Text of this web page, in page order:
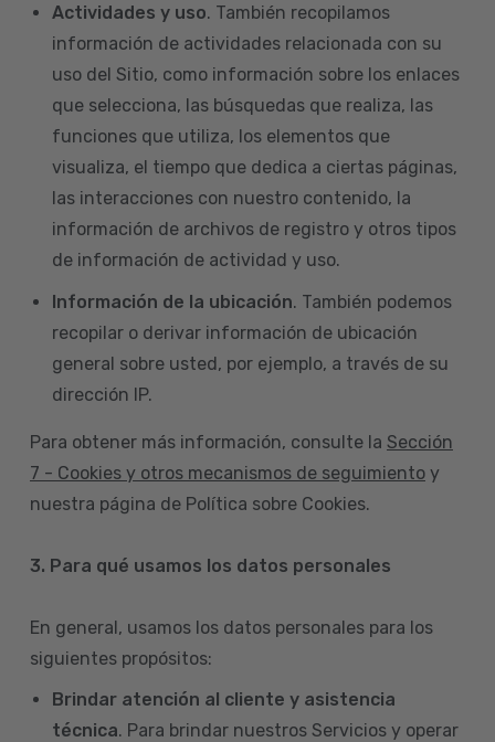
Actividades y uso. También recopilamos
información de actividades relacionada con su
uso del Sitio, como información sobre los enlaces
que selecciona, las búsquedas que realiza, las
funciones que utiliza, los elementos que
visualiza, el tiempo que dedica a ciertas páginas,
las interacciones con nuestro contenido, la
información de archivos de registro y otros tipos
de información de actividad y uso.
Información de la ubicación. También podemos
recopilar o derivar información de ubicación
general sobre usted, por ejemplo, a través de su
dirección IP.
Para obtener más información, consulte la Sección
7 - Cookies y otros mecanismos de seguimiento y
nuestra página de Política sobre Cookies.
3. Para qué usamos los datos personales
En general, usamos los datos personales para los
siguientes propósitos:
Brindar atención al cliente y asistencia
técnica. Para brindar nuestros Servicios y operar